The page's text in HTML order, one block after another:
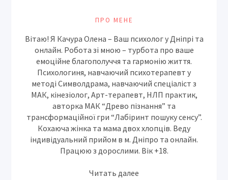
ПРО МЕНЕ
Вітаю! Я Качура Олена – Ваш психолог у Дніпрі та
онлайн. Робота зі мною – турбота про ваше
емоційне благополуччя та гармонію життя.
Психологиня, навчаючий психотерапевт у
методі Символдрама, навчаючий спеціаліст з
МАК, кінезіолог, Арт-терапевт, НЛП практик,
авторка МАК “Древо пізнання” та
трансформаційної гри “Лабіринт пошуку сенсу”.
Кохаюча жінка та мама двох хлопців. Веду
індивідуальний прийом в м. Дніпро та онлайн.
Працюю з дорослими. Вік +18.
Читать далее